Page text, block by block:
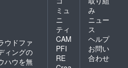
ウドファ
ィングの
ハウを無
ミュ
ニ
ティ
CAM
PFI
RE
み
ニュー
ス
ヘルプ
お問い
合わせ